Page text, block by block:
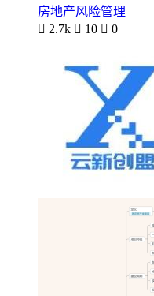
房地产风险管理
 2.7k  10  0